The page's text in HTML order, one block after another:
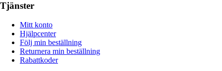
Tjänster
Mitt konto
Hjälpcenter
Följ min beställning
Returnera min beställning
Rabattkoder